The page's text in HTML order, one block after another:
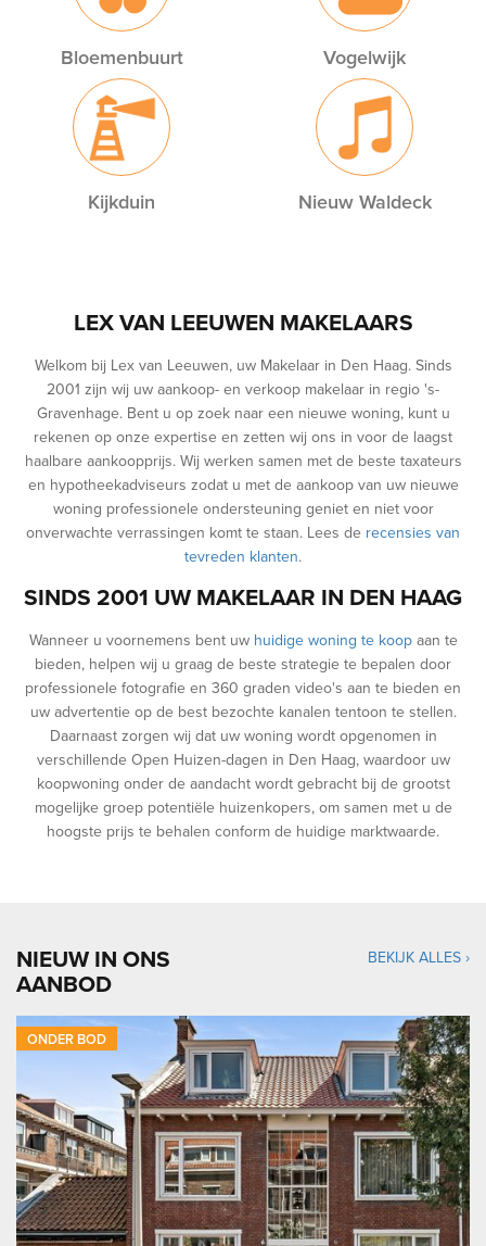
Bloemenbuurt Vogelwijk
Kijkduin Nieuw Waldeck
LEX VAN LEEUWEN MAKELAARS
Welkom bij Lex van Leeuwen, uw Makelaar in Den Haag. Sinds
2001 zijn wij uw aankoop- en verkoop makelaar in regio 's-
Gravenhage. Bent u op zoek naar een nieuwe woning, kunt u
rekenen op onze expertise en zetten wij ons in voor de laagst
haalbare aankoopprijs. Wij werken samen met de beste taxateurs
en hypotheekadviseurs zodat u met de aankoop van uw nieuwe
woning professionele ondersteuning geniet en niet voor
onverwachte verrassingen komt te staan. Lees de recensies van
tevreden klanten.
SINDS 2001 UW MAKELAAR IN DEN HAAG
Wanneer u voornemens bent uw huidige woning te koopaan te
bieden, helpen wij u graag de beste strategie te bepalen door
professionele fotografie en 360 graden video's aan te bieden en
uw advertentie op de best bezochte kanalen tentoon te stellen.
Daarnaast zorgen wij dat uw woning wordt opgenomen in
verschillende Open Huizen-dagen in Den Haag, waardoor uw
koopwoning onder de aandacht wordt gebracht bij de grootst
mogelijke groep potentiële huizenkopers, om samen met u de
hoogste prijs te behalen conform de huidige marktwaarde.
NIEUW IN ONS
AANBOD
BEKIJK ALLES ›
ONDER BOD